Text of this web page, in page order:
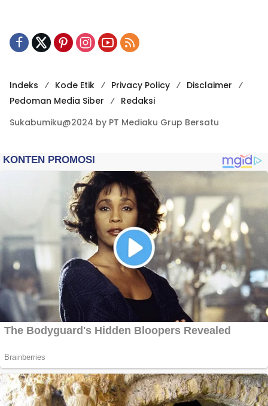
Indeks Kode Etik Privacy Policy
Disclaimer
Pedoman Media Siber
Redaksi
Sukabumiku@2024 by PT Mediaku Grup Bersatu